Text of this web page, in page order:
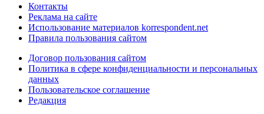
Контакты
Реклама на сайте
Использование материалов korrespondent.net
Правила пользования сайтом
Договор пользования сайтом
Политика в сфере конфиденциальности и персональных
данных
Пользовательское соглашение
Редакция